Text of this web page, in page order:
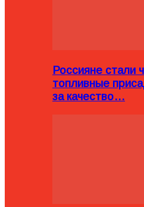
Россияне стали
топливные
за качество…